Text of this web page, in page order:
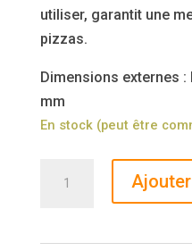
utiliser, garantit une
pizzas.
Dimensions externes :
mm
En stock (peut être
à